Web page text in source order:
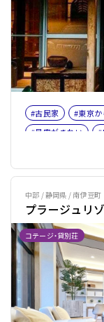
#古民家 #東京
#星空がきれい
コテージ・貸別荘
中部 / 静岡県 / 南伊豆町
プラージュリ